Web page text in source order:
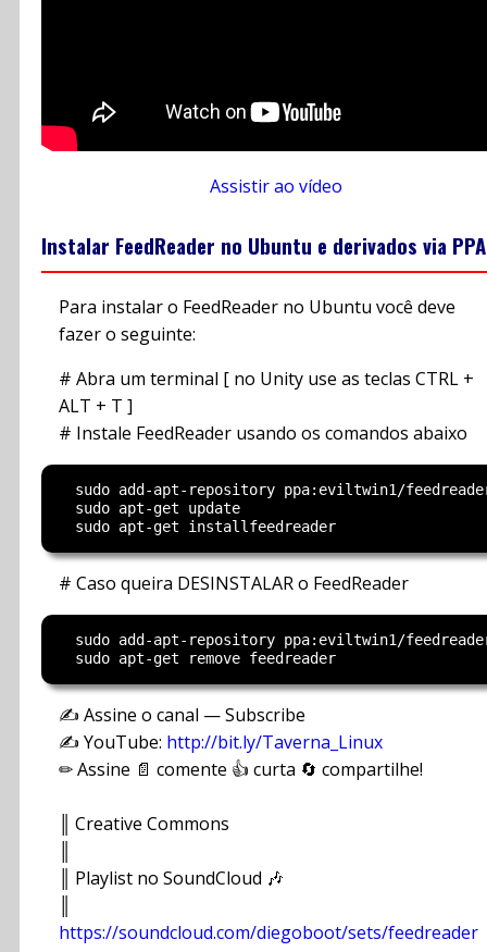
Assistir ao vídeo
Instalar FeedReader no Ubuntu e derivados via PPA
Para instalar o FeedReader no Ubuntu você deve
fazer o seguinte:
# Abra um terminal [ no Unity use as teclas CTRL +
ALT + T ]
# Instale FeedReader usando os comandos abaixo
sudo add-apt-repository ppa:eviltwin1/
  sudo apt-get update
# Caso queira DESINSTALAR o FeedReader
sudo add-apt-repository ppa:eviltwin1/
✍ Assine o canal — Subscribe
✍ YouTube: http://bit.ly/Taverna_Linux
✏ Assine 📄 comente 👍 curta 🔄 compartilhe!
║ Creative Commons
║ Playlist no SoundCloud 🎶
https://soundcloud.com/diegoboot/sets/feedreader